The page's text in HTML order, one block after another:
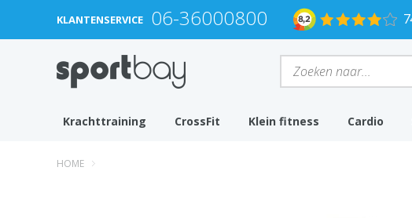
KLANTENSERVICE 06-36000800
Krachttraining CrossFit Klein fitness Cardio
HOME